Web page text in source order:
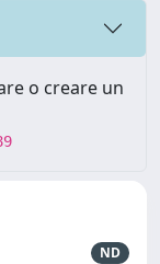
o creare un
ND